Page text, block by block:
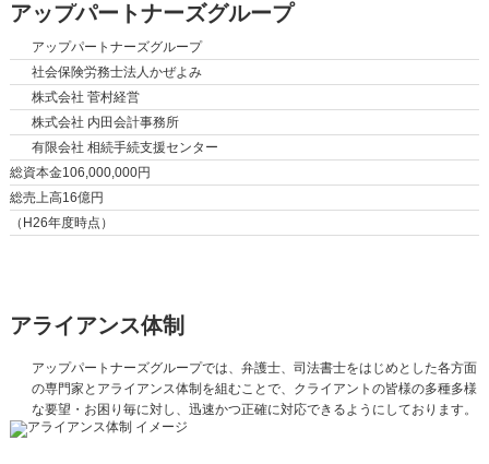
アップパートナーズグループ
アップパートナーズグループ
社会保険労務士法人かぜよみ
株式会社 菅村経営
株式会社 内田会計事務所
有限会社 相続手続支援センター
総資本金106,000,000円
総売上高16億円
（H26年度時点）
アライアンス体制
アップパートナーズグループでは、弁護士、司法書士をはじめとした各方面
の専門家とアライアンス体制を組むことで、クライアントの皆様の多種多様
な要望・お困り毎に対し、迅速かつ正確に対応できるようにしております。